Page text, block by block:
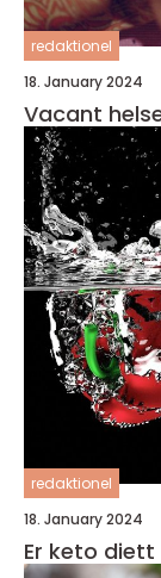
redaktionel
18. January 2024
Vacant
redaktionel
18. January 2024
Er keto